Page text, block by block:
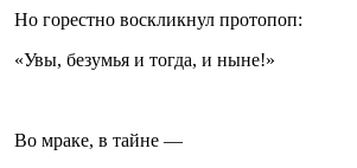
Но горестно воскликнул протопоп:
«Увы, безумья и тогда, и ныне!»
Во мраке, в тайне —